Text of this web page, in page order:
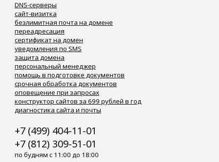
DNS-серверы
сайт-визитка
безлимитная почта на домене
переадресация
сертификат на домен
уведомления по SMS
защита домена
персональный менеджер
помощь в подготовке документов
срочная обработка документов
оповещение при запросах
конструктор сайтов за 699 рублей в год
диагностика сайта и почты
+7 (499) 404-11-01
+7 (812) 309-51-01
по будням с 11:00 до 18:00